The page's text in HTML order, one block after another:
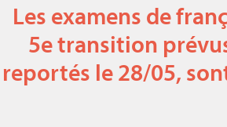
Les examens de
5e transition
reportés le 28/05,